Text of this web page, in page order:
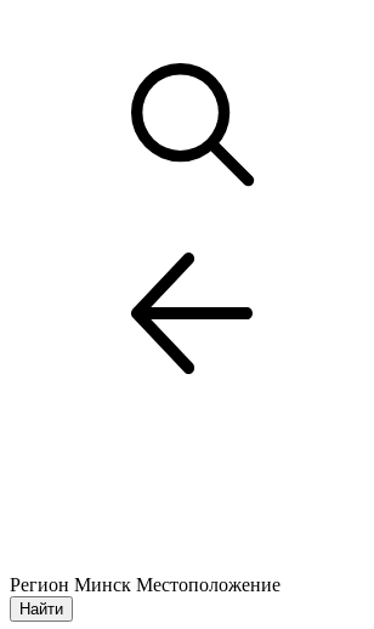
Регион Минск Местоположение